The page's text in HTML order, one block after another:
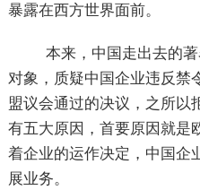
暴露在西方世界面前。
本来，中国走出去的
对象，质疑中国企业违反禁
盟议会通过的决议，之所以
有五大原因，首要原因就是
着企业的运作决定，中国企
展业务。